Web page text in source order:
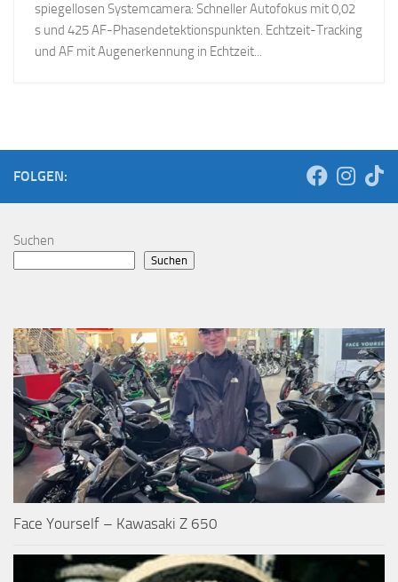
spiegellosen Systemcamera: Schneller Autofokus mit 0,02
s und 425 AF-Phasendetektionspunkten. Echtzeit-Tracking
und AF mit Augenerkennung in Echtzeit...
FOLGEN:
Suchen
Suchen
Face Yourself – Kawasaki Z 650